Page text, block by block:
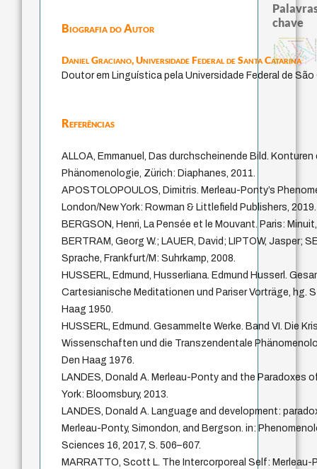
Biografia do Autor
Daniel Graciano,Universidade Federal de Santa Catarina
Doutor em Linguística pela Universidade Federal de São
Referências
ALLOA, Emmanuel, Das durchscheinende Bild. Konturen
Phänomenologie, Zürich: Diaphanes, 2011.
APOSTOLOPOULOS, Dimitris. Merleau-Ponty’s
London/New York: Rowman & Littlefield Publishers, 2019.
BERGSON, Henri, La Pensée et le Mouvant. Paris:
BERTRAM, Georg W.; LAUER, David; LIPTOW, Jasper;
Sprache, Frankfurt/M: Suhrkamp, 2008.
HUSSERL, Edmund, Husserliana. Edmund Husserl.
Cartesianische Meditationen und Pariser Vorträge, hg.
Haag 1950.
HUSSERL, Edmund. Gesammelte Werke. Band VI. Die
Wissenschaften und die Transzendentale
Den Haag 1976.
LANDES, Donald A. Merleau-Ponty and the Paradoxes
York: Bloomsbury, 2013.
LANDES, Donald A. Language and development:
Merleau-Ponty, Simondon, and Bergson. in:
Sciences 16, 2017, S. 506–607.
MARRATTO, Scott L. The Intercorporeal Self:
chave
fundamentalismo
jacobi
protágoras
experiência temporal metafísica do tempo
género idade
intolerância
homem-medida
filosofia brasileira j.c.m. neto
palavra
perdón
leyes
violencia
guayaquil
logos
direito romano
lei
multidimensionalidade
acquaintance
desejo
sacrifício mind
therapy